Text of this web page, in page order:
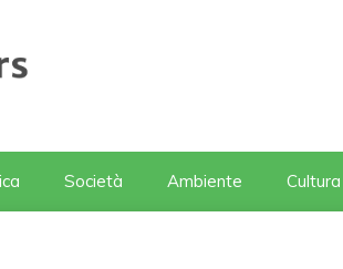
Società Ambiente Cultura